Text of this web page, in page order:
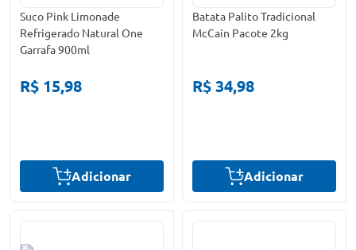
Suco Pink Limonade
Refrigerado Natural One
Garrafa 900ml
R$ 15,98
Adicionar
Batata Palito Tradicional
McCain Pacote 2kg
R$ 34,98
Adicionar